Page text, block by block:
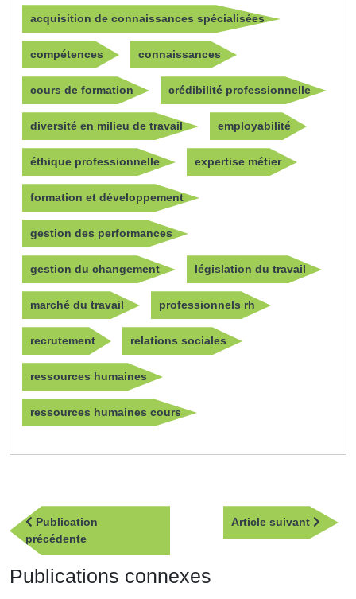
acquisition de connaissances spécialisées
compétences connaissances
cours de formation crédibilité professionnelle
diversité en milieu de travail employabilité
éthique professionnelle expertise métier
formation et développement
gestion des performances
gestion du changement législation du travail
marché du travail professionnels rh
recrutement relations sociales
ressources humaines
ressources humaines cours
Navigation
de
l’article
Publication
précédentePublication
précédente
Article suivant
Article
Publications connexes